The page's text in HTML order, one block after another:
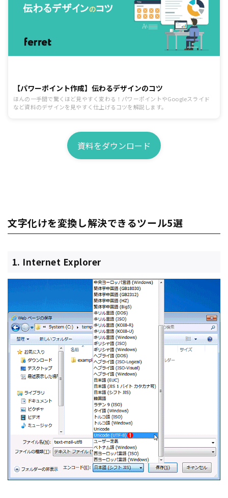
【パワーポイント作成】伝わるデザインのコツ
ほんの一手間で驚くほど見やすく変わる！パワーポイントやGoogleスライド
など資料のデザインを見やすく仕上げるコツを解説します。
資料をダウンロード
文字化けを変換し解決できるツール5選
1. Internet Explorer